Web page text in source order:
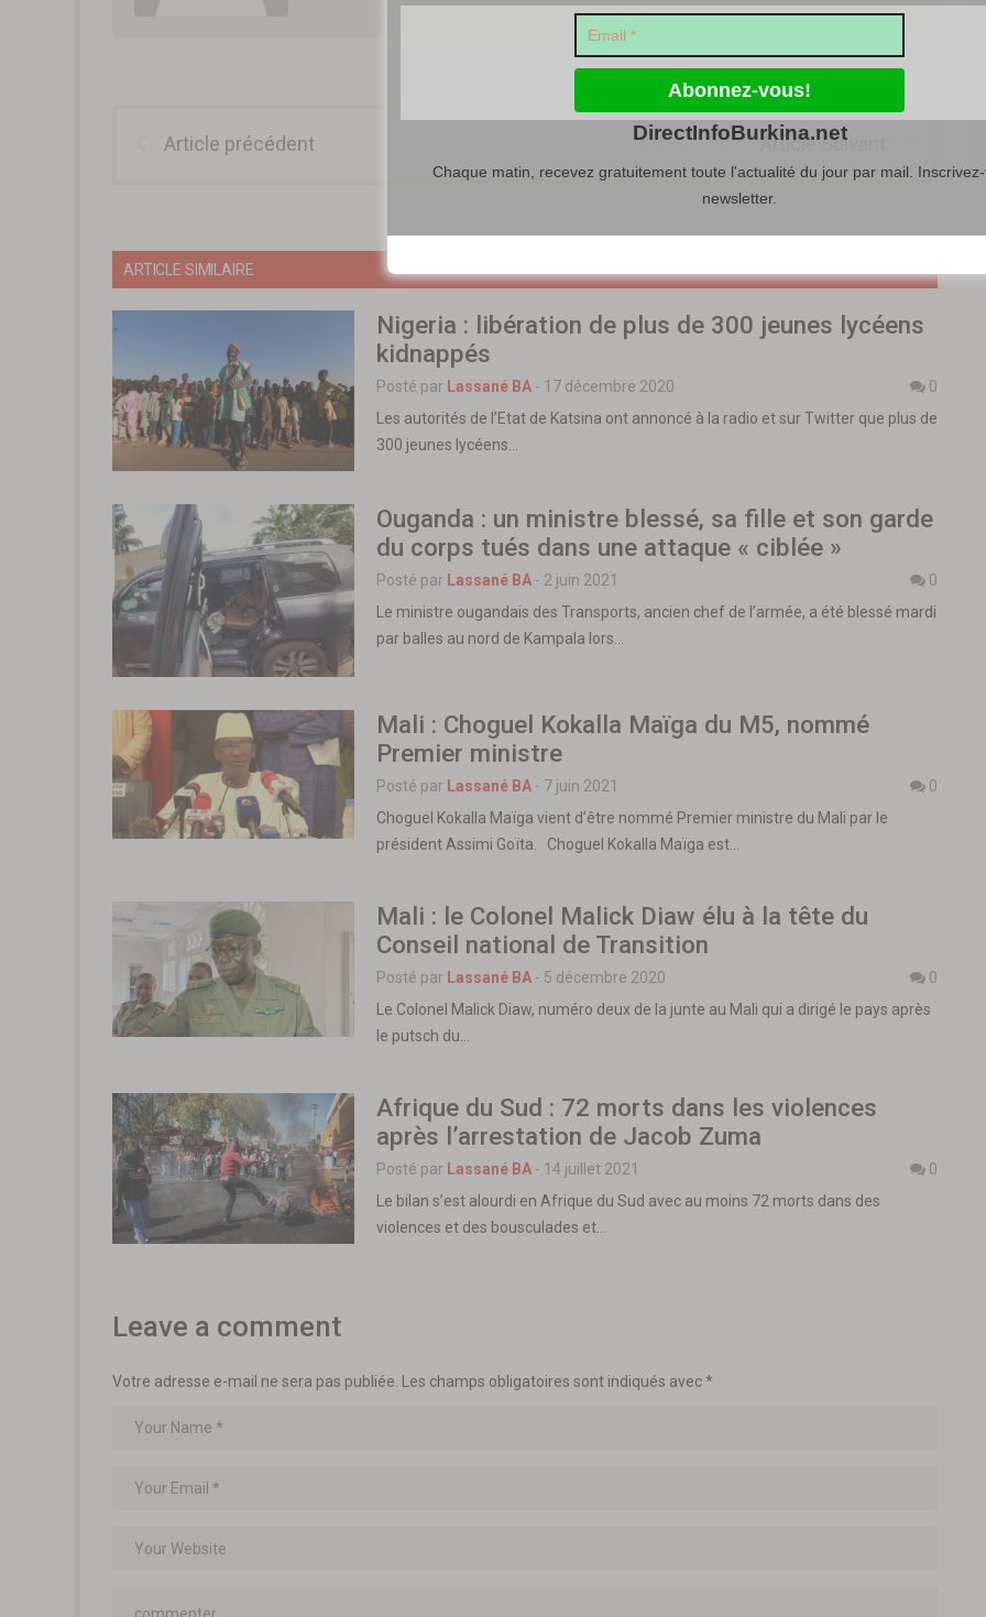
Article précédent Article Suivant
ARTICLE SIMILAIRE
Nigeria : libération de plus de 300 jeunes lycéens
kidnappés
Posté par Lassané BA - 17 décembre 2020
0
Les autorités de l’Etat de Katsina ont annoncé à la radio et sur Twitter que plus de
300 jeunes lycéens…
Ouganda : un ministre blessé, sa fille et son garde
du corps tués dans une attaque « ciblée »
Posté par Lassané BA - 2 juin 2021
0
Le ministre ougandais des Transports, ancien chef de l’armée, a été blessé mardi
par balles au nord de Kampala lors…
Mali : Choguel Kokalla Maïga du M5, nommé
Premier ministre
Posté par Lassané BA - 7 juin 2021
0
Choguel Kokalla Maïga vient d’être nommé Premier ministre du Mali par le
président Assimi Goïta. Choguel Kokalla Maïga est…
Mali : le Colonel Malick Diaw élu à la tête du
Conseil national de Transition
Posté par Lassané BA - 5 décembre 2020
0
Le Colonel Malick Diaw, numéro deux de la junte au Mali qui a dirigé le pays après
le putsch du…
Afrique du Sud : 72 morts dans les violences
après l’arrestation de Jacob Zuma
Posté par Lassané BA - 14 juillet 2021
0
Le bilan s’est alourdi en Afrique du Sud avec au moins 72 morts dans des
violences et des bousculades et…
Leave a comment
Votre adresse e-mail ne sera pas publiée. Les champs obligatoires sont indiqués avec*
DirectInfoBurkina.net
Chaque matin, recevez gratuitement toute l'actualité du jour par mail.
newsletter.